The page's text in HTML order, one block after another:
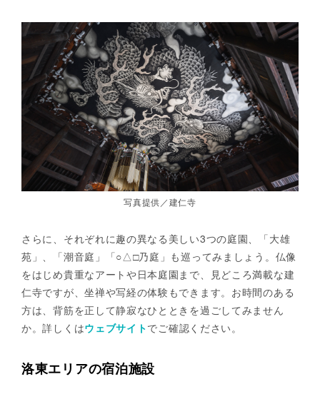
写真提供／建仁寺
さらに、それぞれに趣の異なる美しい3つの庭園、「大雄
苑」、「潮音庭」「○△□乃庭」も巡ってみましょう。仏像
をはじめ貴重なアートや日本庭園まで、見どころ満載な建
仁寺ですが、坐禅や写経の体験もできます。お時間のある
方は、背筋を正して静寂なひとときを過ごしてみません
か。詳しくはウェブサイトでご確認ください。
洛東エリアの宿泊施設